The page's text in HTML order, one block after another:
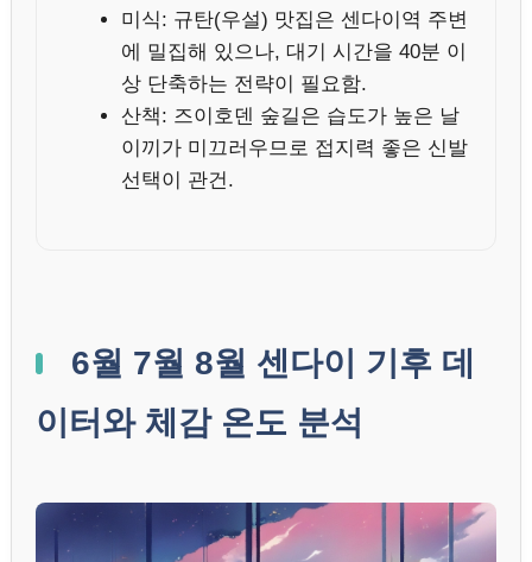
미식: 규탄(우설) 맛집은 센다이역 주변
에 밀집해 있으나, 대기 시간을 40분 이
상 단축하는 전략이 필요함.
산책: 즈이호덴 숲길은 습도가 높은 날
이끼가 미끄러우므로 접지력 좋은 신발
선택이 관건.
6월 7월 8월 센다이 기후 데
이터와 체감 온도 분석